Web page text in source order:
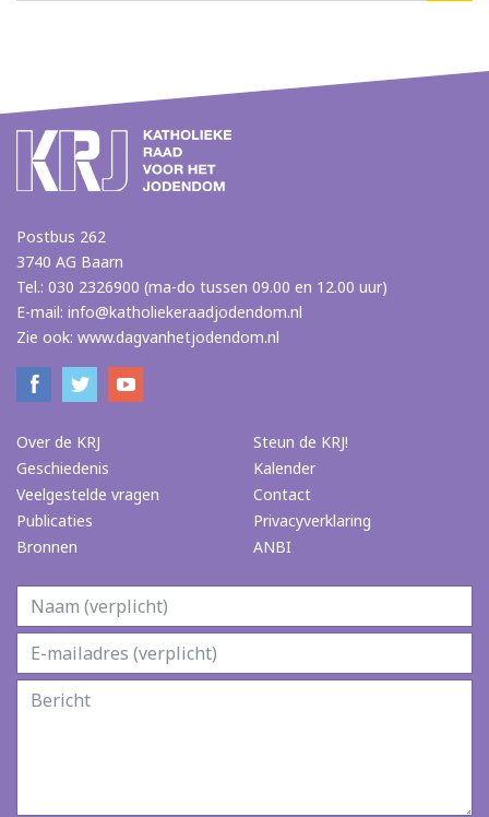
Postbus 262
3740 AG Baarn
Tel.: 030 2326900 (ma-do tussen 09.00 en 12.00 uur)
E-mail: info@katholiekeraadjodendom.nl
Zie ook: www.dagvanhetjodendom.nl
Over de KRJ
Geschiedenis
Veelgestelde vragen
Publicaties
Bronnen
Steun de KRJ!
Kalender
Contact
Privacyverklaring
ANBI